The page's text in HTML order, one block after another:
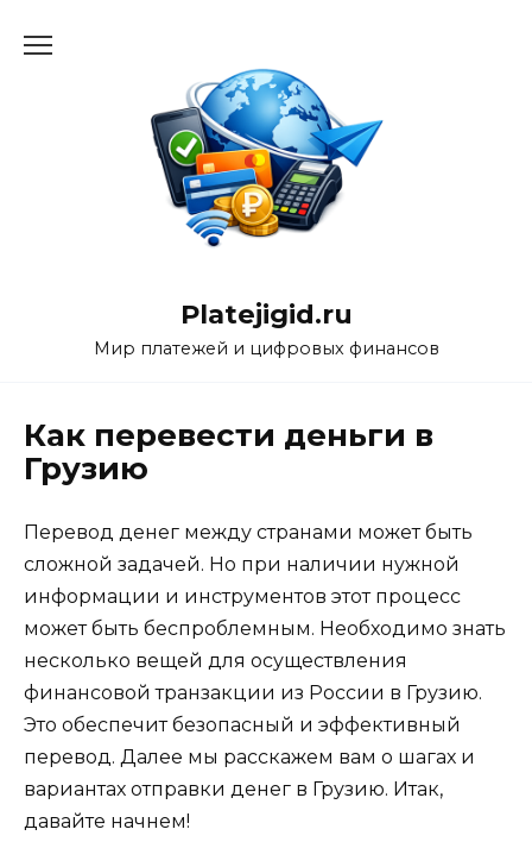
Platejigid.ru
Мир платежей и цифровых финансов
Как перевести деньги в
Грузию
Перевод денег между странами может быть
сложной задачей. Но при наличии нужной
информации и инструментов этот процесс
может быть беспроблемным. Необходимо знать
несколько вещей для осуществления
финансовой транзакции из России в Грузию.
Это обеспечит безопасный и эффективный
перевод. Далее мы расскажем вам о шагах и
вариантах отправки денег в Грузию. Итак,
давайте начнем!